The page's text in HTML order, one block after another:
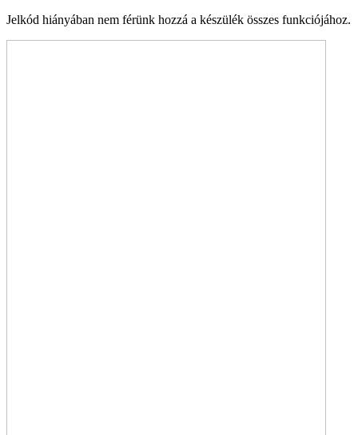
Jelkód hiányában nem férünk hozzá a készülék összes funkciójához.